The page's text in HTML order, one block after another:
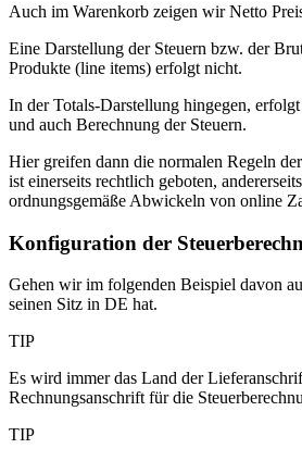
Auch im Warenkorb zeigen wir Netto
Eine Darstellung der Steuern bzw. der
Produkte (line items) erfolgt nicht.
In der Totals-Darstellung hingegen,
und auch Berechnung der Steuern.
Hier greifen dann die normalen Regeln
ist einerseits rechtlich geboten,
ordnungsgemäße Abwickeln von online
Konfiguration der
Gehen wir im folgenden Beispiel davon
seinen Sitz in DE hat.
TIP
Es wird immer das Land der
Rechnungsanschrift für die
TIP